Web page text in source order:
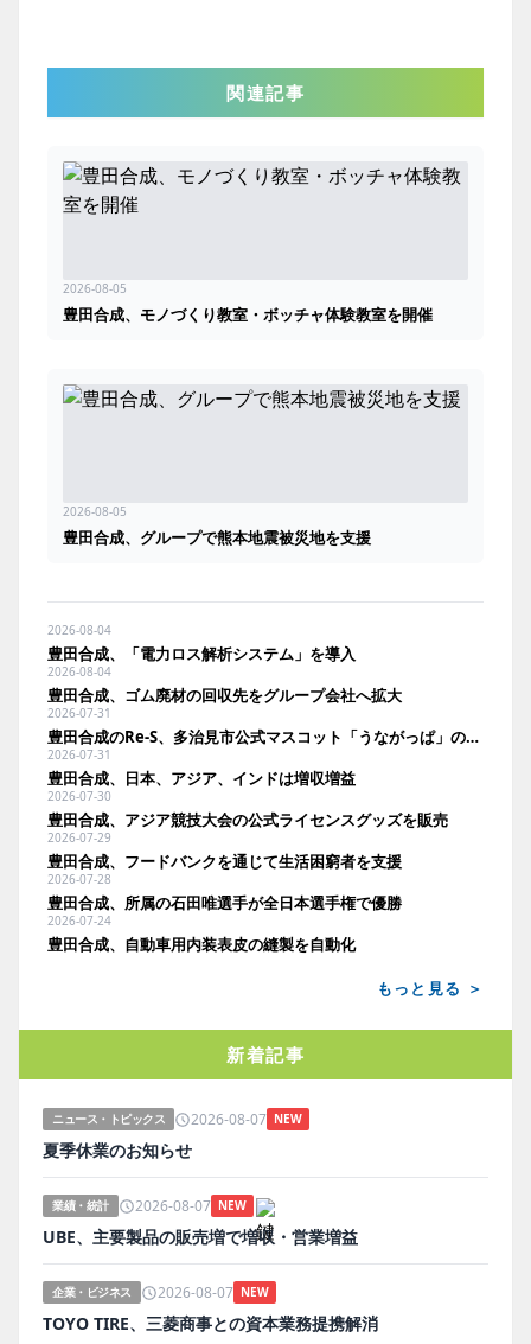
関連記事
2026-08-05
豊田合成、モノづくり教室・ボッチャ体験教室を開催
2026-08-05
豊田合成、グループで熊本地震被災地を支援
2026-08-04
豊田合成、「電力ロス解析システム」を導入
2026-08-04
豊田合成、ゴム廃材の回収先をグループ会社へ拡大
2026-07-31
豊田合成のRe-S、多治見市公式マスコット「うながっぱ」のトートバッグを発売
2026-07-31
豊田合成、日本、アジア、インドは増収増益
2026-07-30
豊田合成、アジア競技大会の公式ライセンスグッズを販売
2026-07-29
豊田合成、フードバンクを通じて生活困窮者を支援
2026-07-28
豊田合成、所属の石田唯選手が全日本選手権で優勝
2026-07-24
豊田合成、自動車用内装表皮の縫製を自動化
もっと見る ＞
新着記事
ニュース・トピックス 2026-08-07 NEW
夏季休業のお知らせ
業績・統計 2026-08-07 NEW
UBE、主要製品の販売増で増収・営業増益
企業・ビジネス 2026-08-07 NEW
TOYO TIRE、三菱商事との資本業務提携解消